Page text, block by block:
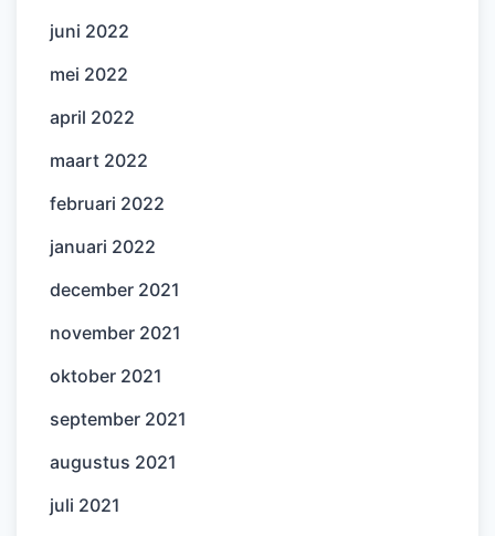
juni 2022
mei 2022
april 2022
maart 2022
februari 2022
januari 2022
december 2021
november 2021
oktober 2021
september 2021
augustus 2021
juli 2021